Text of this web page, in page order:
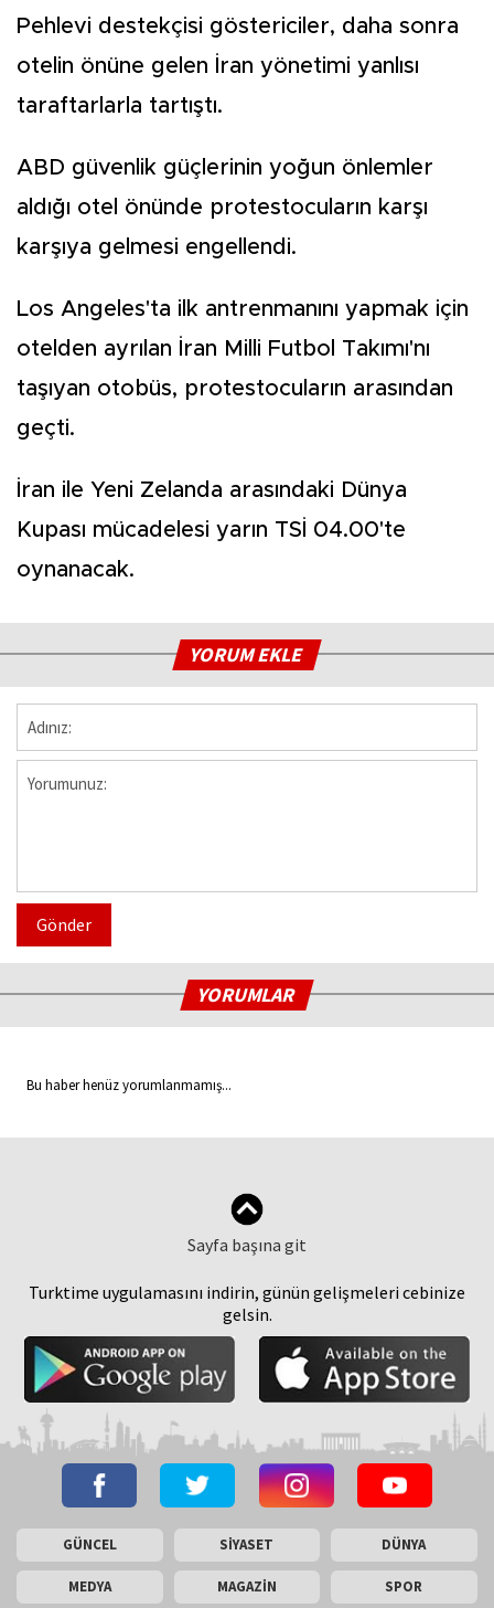
Pehlevi destekçisi göstericiler, daha sonra
otelin önüne gelen İran yönetimi yanlısı
taraftarlarla tartıştı.
ABD güvenlik güçlerinin yoğun önlemler
aldığı otel önünde protestocuların karşı
karşıya gelmesi engellendi.
Los Angeles'ta ilk antrenmanını yapmak için
otelden ayrılan İran Milli Futbol Takımı'nı
taşıyan otobüs, protestocuların arasından
geçti.
İran ile Yeni Zelanda arasındaki Dünya
Kupası mücadelesi yarın TSİ 04.00'te
oynanacak.
YORUM EKLE
Gönder
YORUMLAR
Bu haber henüz yorumlanmamış...
Sayfa başına git
Turktime uygulamasını indirin, günün gelişmeleri cebinize
gelsin.
GÜNCEL SİYASET DÜNYA
MEDYA MAGAZİN SPOR